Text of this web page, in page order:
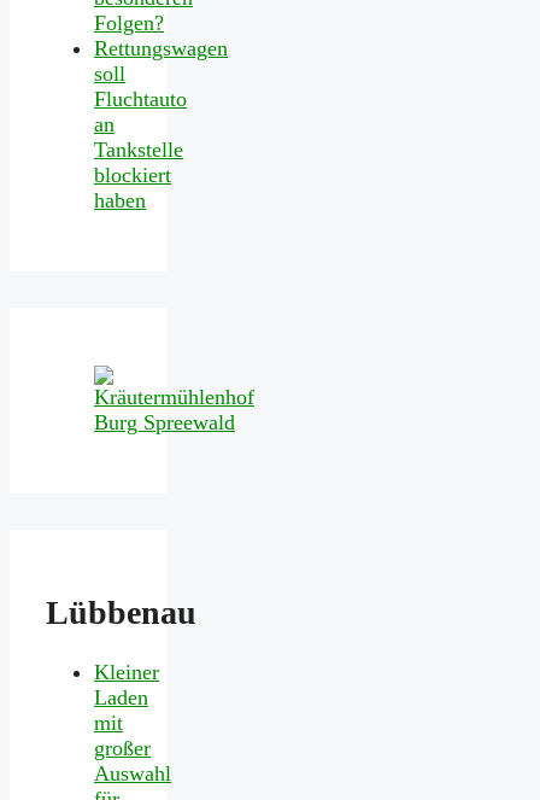
Folgen?
Rettungswagen
soll
Fluchtauto
an
Tankstelle
blockiert
haben
Lübbenau
Kleiner
Laden
mit
großer
Auswahl